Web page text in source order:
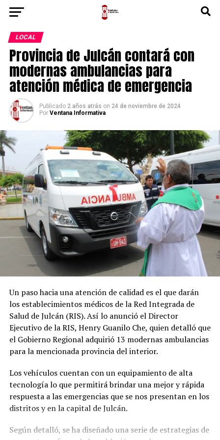
LOCAL
Provincia de Julcán contará con
modernas ambulancias para
atención médica de emergencia
Publicado 2 años atrás on 24 de noviembre de 2024
Por Ventana Informativa
Un paso hacia una atención de calidad es el que darán
los establecimientos médicos de la Red Integrada de
Salud de Julcán (RIS). Así lo anunció el Director
Ejecutivo de la RIS, Henry Guanilo Che, quien detalló que
el Gobierno Regional adquirió 13 modernas ambulancias
para la mencionada provincia del interior.
Los vehículos cuentan con un equipamiento de alta
tecnología lo que permitirá brindar una mejor y rápida
respuesta a las emergencias que se nos presentan en los
distritos y en la capital de Julcán.
Según detalló, se ha diseñado una serie de estrategias de